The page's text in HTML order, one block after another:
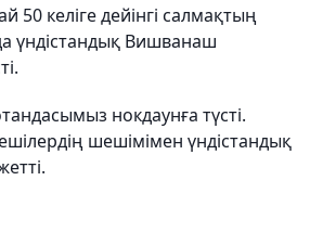
50 келіге дейінгі салмақтың
үндістандық Вишванаш
нокдаунға түсті.
шешімімен үндістандық